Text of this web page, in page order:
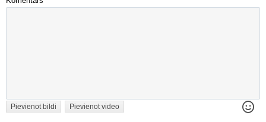
Pievienot bildi Pievienot video